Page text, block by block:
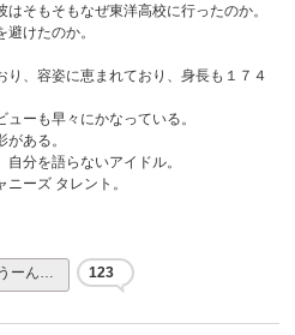
そもそもなぜ東洋高校に行ったのか。
けたのか。
り、容姿に恵まれており、身長も１７４
ューも早々にかなっている。
ある。
分を語らないアイドル。
ーズ タレント。
うーん… 123